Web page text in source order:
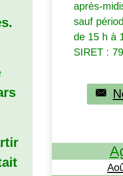
après-
sauf
de 15 h à
SIRET :